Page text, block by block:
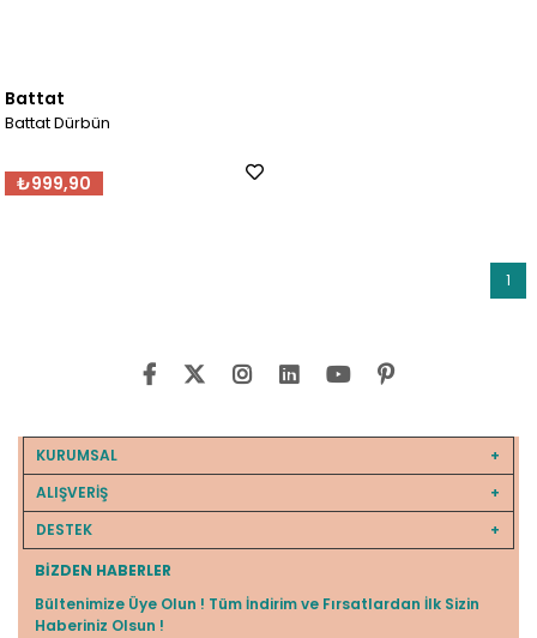
Battat
Battat Dürbün
₺999,90
1
KURUMSAL
ALIŞVERİŞ
DESTEK
BIZDEN HABERLER
Bültenimize Üye Olun ! Tüm İndirim ve Fırsatlardan İlk Sizin
Haberiniz Olsun !